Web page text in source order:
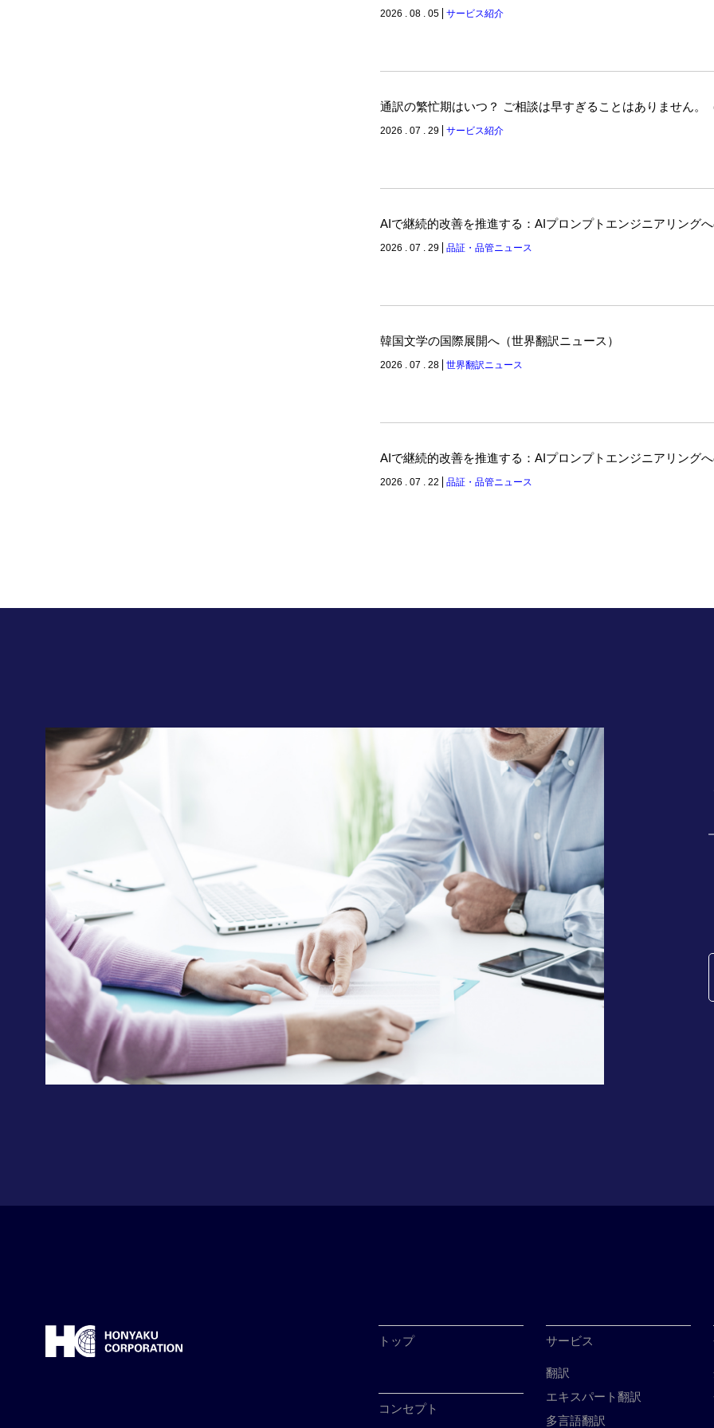
2026 . 08 . 05 サービス紹介
通訳の繁忙期はいつ？ ご相談は早すぎることはありません。
2026 . 07 . 29 サービス紹介
AIで継続的改善を推進する：AIプロンプトエンジニアリング
2026 . 07 . 29 品証・品管ニュース
韓国文学の国際展開へ（世界翻訳ニュース）
2026 . 07 . 28 世界翻訳ニュース
AIで継続的改善を推進する：AIプロンプトエンジニアリング
2026 . 07 . 22 品証・品管ニュース
トップ
コンセプト
サービス
翻訳
エキスパート翻訳
多言語翻訳